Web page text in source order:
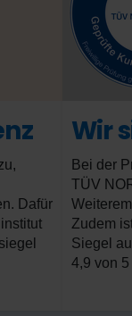
Dafür
Wir
Bei der
TÜV
Zudem
Siegel
4,9 von